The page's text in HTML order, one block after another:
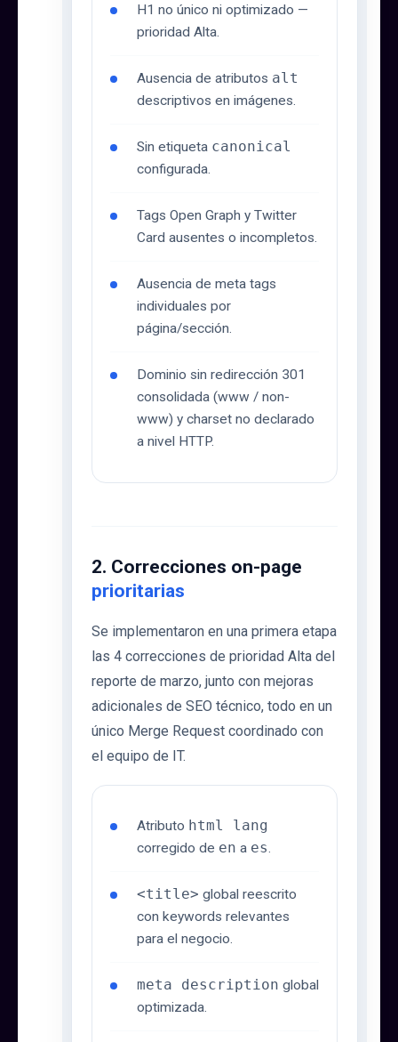
H1 no único ni optimizado —
prioridad Alta.
Ausencia de atributos alt
descriptivos en imágenes.
Sin etiqueta canonical
configurada.
Tags Open Graph y Twitter
Card ausentes o incompletos.
Ausencia de meta tags
individuales por
página/sección.
Dominio sin redirección 301
consolidada (www / non-
www) y charset no declarado
a nivel HTTP.
2. Correcciones on-page
prioritarias
Se implementaron en una primera etapa
las 4 correcciones de prioridad Alta del
reporte de marzo, junto con mejoras
adicionales de SEO técnico, todo en un
único Merge Request coordinado con
el equipo de IT.
Atributo html lang
corregido de en a es
<title> global reescrito
con keywords relevantes
para el negocio.
meta description global
optimizada.